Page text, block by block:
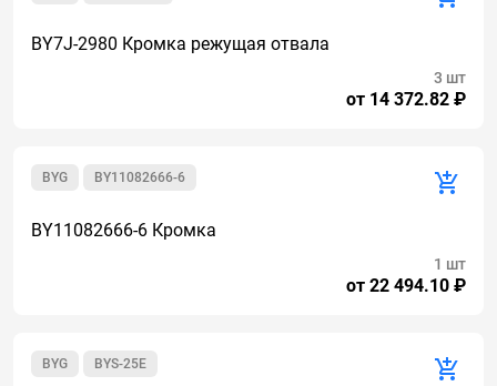
BY7J-2980 Кромка режущая отвала
от 14 372.82 ₽
3 шт
BY11082666-6
BYG
BY11082666-6 Кромка
от 22 494.10 ₽
1 шт
BYS-25E
BYG